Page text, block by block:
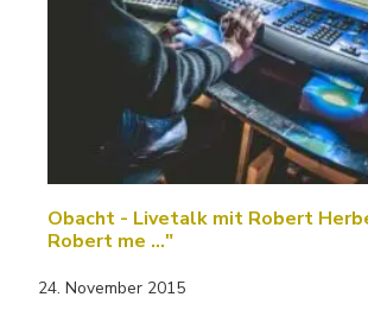
Obacht - Livetalk mit Robert
Robert me ..."
24. November 2015